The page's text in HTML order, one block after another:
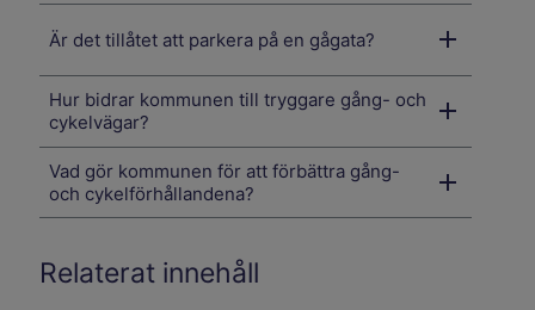
Är det tillåtet att parkera på en gågata?
Hur bidrar kommunen till tryggare gång- och
cykelvägar?
Vad gör kommunen för att förbättra gång-
och cykelförhållandena?
Relaterat innehåll